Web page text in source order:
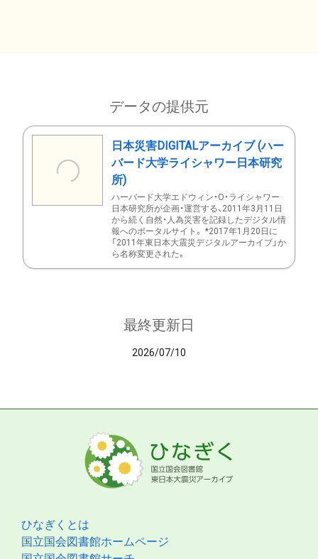
データの提供元
日本災害DIGITALアーカイブ (ハー
バード大学ライシャワー日本研究
所)
ハーバード大学エドウィン・O・ライシャワー
日本研究所が企画・運営する、2011年3月11日
から続く自然・人為災害を記録したデジタル情
報へのポータルサイト。 *2017年1月20日に
「2011年東日本大震災デジタルアーカイブ」か
ら名称変更された。
最終更新日
2026/07/10
ひなぎくとは
国立国会図書館ホームページ